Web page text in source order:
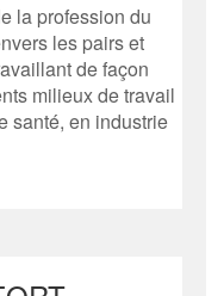
la profession du
les pairs et
de façon
milieux de travail
santé, en industrie